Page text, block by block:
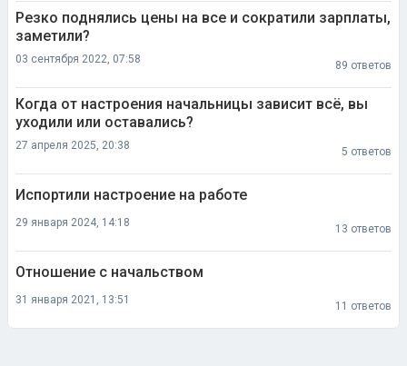
Резко поднялись цены на все и сократили зарплаты,
заметили?
03 сентября 2022, 07:58
89 ответов
Когда от настроения начальницы зависит всё, вы
уходили или оставались?
27 апреля 2025, 20:38
5 ответов
Испортили настроение на работе
29 января 2024, 14:18
13 ответов
Отношение с начальством
31 января 2021, 13:51
11 ответов